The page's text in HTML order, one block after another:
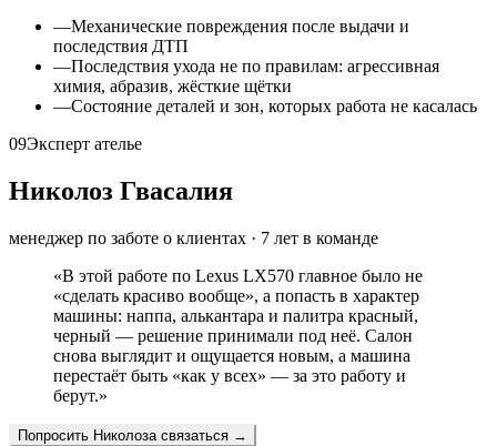
—Механические повреждения после выдачи и
последствия ДТП
—Последствия ухода не по правилам: агрессивная
химия, абразив, жёсткие щётки
—Состояние деталей и зон, которых работа не касалась
09Эксперт ателье
Николоз Гвасалия
менеджер по заботе о клиентах · 7 лет в команде
«В этой работе по Lexus LX570 главное было не
«сделать красиво вообще», а попасть в характер
машины: наппа, алькантара и палитра красный,
черный — решение принимали под неё. Салон
снова выглядит и ощущается новым, а машина
перестаёт быть «как у всех» — за это работу и
берут.»
Попросить Николозасвязаться →